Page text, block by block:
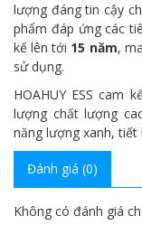
lượng đáng tin cậy
phẩm đáp ứng các
kế lên tới 15 năm,
sử dụng.
HOAHUY ESS cam
lượng chất lượng
năng lượng xanh,
Đánh giá (0)
Không có đánh giá